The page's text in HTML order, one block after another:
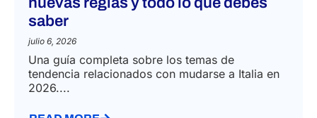
IMMIGRATION LAW
Cómo mudarse a Italia en 2026:
nuevas reglas y todo lo que debes
saber
julio 6, 2026